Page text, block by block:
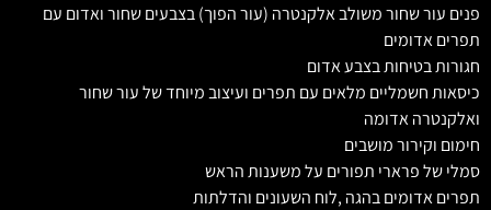
פנים עור שחור משולב אלקנטרה (עור הפוך) בצבעים שחור ואדום עם
תפרים אדומים
חגורות בטיחות בצבע אדום
כיסאות חשמליים מלאים עם תפרים ועיצוב מיוחד של עור שחור
ואלקנטרה אדומה
חימום וקירור מושבים
סמלי של פרארי תפורים על משענות הראש
תפרים אדומים בהגה ,לוח השעונים והדלתות